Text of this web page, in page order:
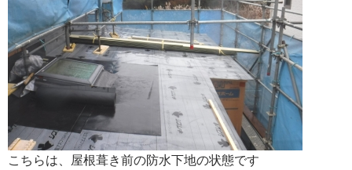
こちらは、屋根葺き前の防水下地の状態です